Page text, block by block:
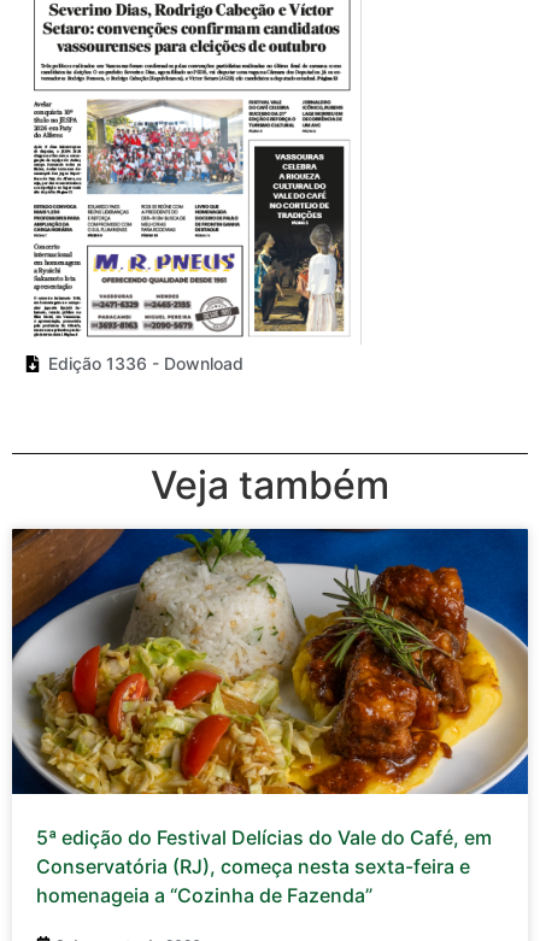
Edição 1336 - Download
Veja também
5ª edição do Festival Delícias do Vale do Café, em
Conservatória (RJ), começa nesta sexta-feira e
homenageia a “Cozinha de Fazenda”